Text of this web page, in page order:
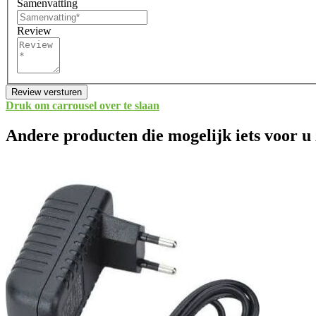
Samenvatting
Review
Review versturen
Druk om carrousel over te slaan
Andere producten die mogelijk iets voor